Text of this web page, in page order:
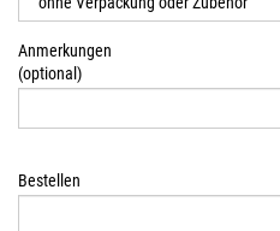
Anmerkungen
(optional)
Bestellen